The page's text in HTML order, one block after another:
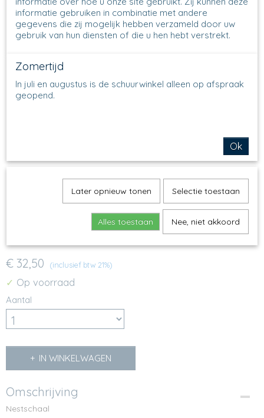
€ 32,50 (inclusief btw 21%)
✓ Op voorraad
Aantal
IN WINKELWAGEN
Omschrijving
Nestschaal
informatie gebruiken in combinatie met andere
gegevens die zij mogelijk hebben verzameld door uw
gebruik van hun diensten of die u hen hebt verstrekt.
Zomertijd
In juli en augustus is de schuurwinkel alleen op afspraak
geopend.
Ok
Later opnieuw tonen Selectie toestaan
Alles toestaan Nee, niet akkoord